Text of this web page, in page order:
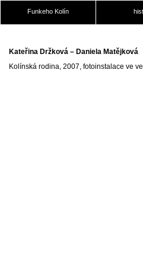
Funkeho Kolín
Kateřina Držková – Daniela Matějková
Kolínská rodina, 2007, fotoinstalace ve